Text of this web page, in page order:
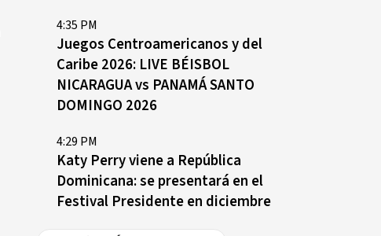
4:35 PM
Juegos Centroamericanos y del
Caribe 2026: LIVE BÉISBOL
NICARAGUA vs PANAMÁ SANTO
DOMINGO 2026
4:29 PM
Katy Perry viene a República
Dominicana: se presentará en el
Festival Presidente en diciembre